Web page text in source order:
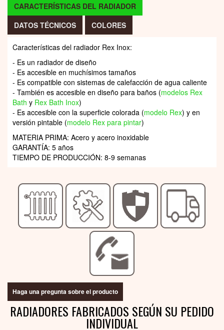
CARACTERÍSTICAS DEL RADIADOR
DATOS TÉCNICOS
COLORES
Características del radiador Rex Inox:
- Es un radiador de diseño
- Es accesible en muchísimos tamaños
- Es compatible con sistemas de calefacción de agua caliente
- También es accesible en diseño para baños (modelos Rex
Bath y Rex Bath Inox)
- Es accesible con la superficie colorada (modelo Rex) y en
versión pintable (modelo Rex para pintar)
MATERIA PRIMA: Acero y acero inoxidable
GARANTÍA: 5 años
TIEMPO DE PRODUCCIÓN: 8-9 semanas
Haga una pregunta sobre el producto
RADIADORES FABRICADOS SEGÚN SU PEDIDO
INDIVIDUAL